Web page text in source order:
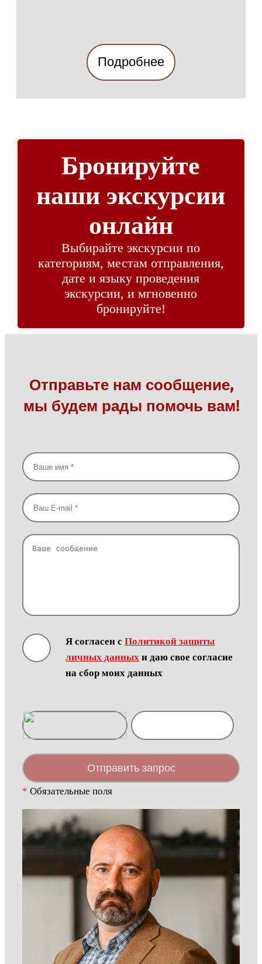
Подробнее
Бронируйте
наши экскурсии
онлайн
Выбирайте экскурсии по
категориям, местам отправления,
дате и языку проведения
экскурсии, и мгновенно
бронируйте!
Отправьте нам сообщение,
мы будем рады помочь вам!
Я согласен сПолитикой защиты
личных данных и даю свое согласие
на сбор моих данных
Отправить запрос
* Обязательные поля